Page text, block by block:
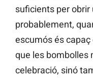
suficients per obrir
probablement,
escumós és capaç
que les bombolles
celebració, sinó